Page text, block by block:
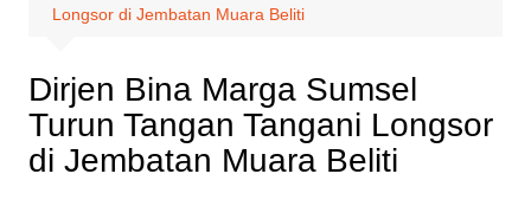
Longsor di Jembatan Muara Beliti
Dirjen Bina Marga Sumsel
Turun Tangan Tangani Longsor
di Jembatan Muara Beliti